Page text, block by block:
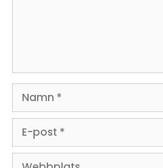
Namn
post
Webbplats